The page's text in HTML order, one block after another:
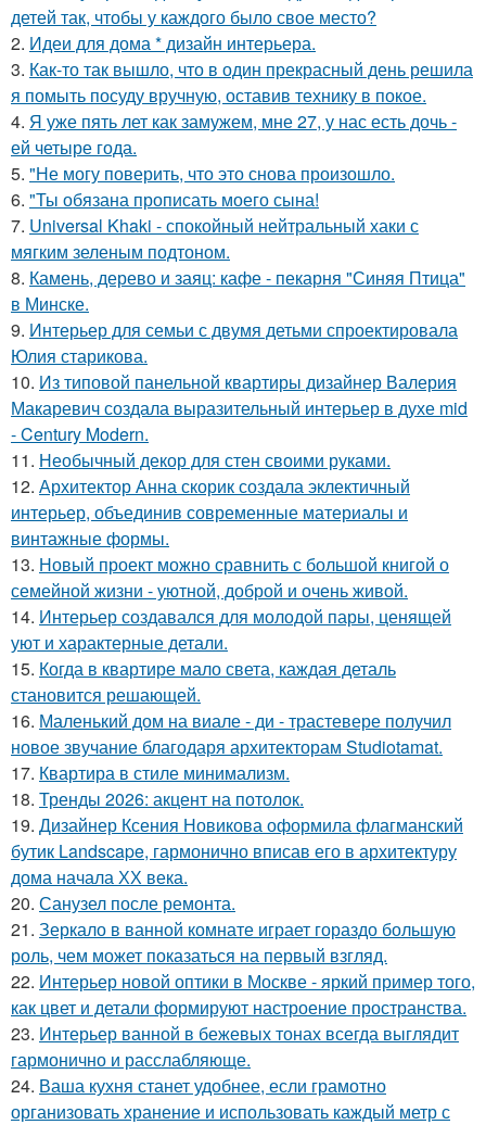
детей так, чтобы у каждого было свое место?
2. Идеи для дома * дизайн интерьера.
3. Как-то так вышло, что в один прекрасный день решила
я помыть посуду вручную, оставив технику в покое.
4. Я уже пять лет как замужем, мне 27, у нас есть дочь -
ей четыре года.
5. "Не могу поверить, что это снова произошло.
6. "Ты обязана прописать моего сына!
7. Universal Khaki - спокойный нейтральный хаки с
мягким зеленым подтоном.
8. Камень, дерево и заяц: кафе - пекарня "Синяя Птица"
в Минске.
9. Интерьер для семьи с двумя детьми спроектировала
Юлия старикова.
10. Из типовой панельной квартиры дизайнер Валерия
Макаревич создала выразительный интерьер в духе mid
- Century Modern.
11. Необычный декор для стен своими руками.
12. Архитектор Анна скорик создала эклектичный
интерьер, объединив современные материалы и
винтажные формы.
13. Новый проект можно сравнить с большой книгой о
семейной жизни - уютной, доброй и очень живой.
14. Интерьер создавался для молодой пары, ценящей
уют и характерные детали.
15. Когда в квартире мало света, каждая деталь
становится решающей.
16. Маленький дом на виале - ди - трастевере получил
новое звучание благодаря архитекторам Studiotamat.
17. Квартира в стиле минимализм.
18. Тренды 2026: акцент на потолок.
19. Дизайнер Ксения Новикова оформила флагманский
бутик Landscape, гармонично вписав его в архитектуру
дома начала ХХ века.
20. Санузел после ремонта.
21. Зеркало в ванной комнате играет гораздо большую
роль, чем может показаться на первый взгляд.
22. Интерьер новой оптики в Москве - яркий пример того,
как цвет и детали формируют настроение пространства.
23. Интерьер ванной в бежевых тонах всегда выглядит
гармонично и расслабляюще.
24. Ваша кухня станет удобнее, если грамотно
организовать хранение и использовать каждый метр с